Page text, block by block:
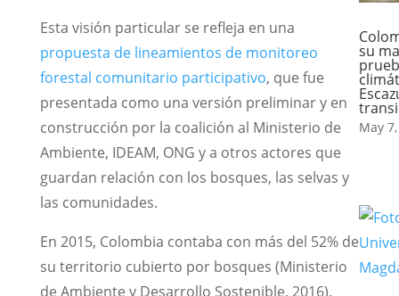
Esta visión particular se refleja en una
propuesta de lineamientos de monitoreo
forestal comunitario participativo, que fue
presentada como una versión preliminar y en
construcción por la coalición al Ministerio de
Ambiente, IDEAM, ONG y a otros actores que
guardan relación con los bosques, las selvas y
las comunidades.
En 2015, Colombia contaba con más del 52% de
su territorio cubierto por bosques (Ministerio
de Ambiente y Desarrollo Sostenible, 2016).
su
May